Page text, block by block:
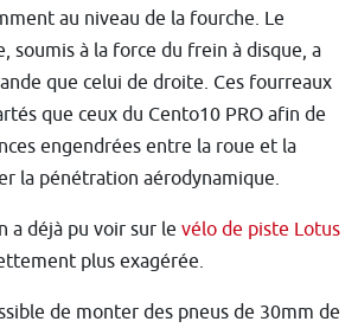
au niveau de la fourche. Le
soumis à la force du frein à disque, a
que celui de droite. Ces fourreaux
que ceux du Cento10 PRO afin de
engendrées entre la roue et la
la pénétration aérodynamique.
a déjà pu voir sur le vélo de piste Lotus
plus exagérée.
de monter des pneus de 30mm de